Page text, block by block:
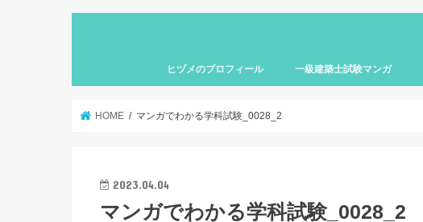
ヒヅメのプロフィール 一級建築士試験マンガ
HOME マンガでわかる学科試験_0028_2
2023.04.04
マンガでわかる学科試験_0028_2